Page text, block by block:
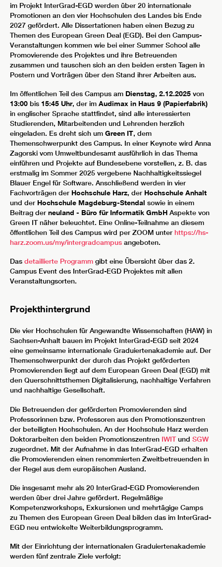
im Projekt InterGrad-EGD werden über 20 internationale
Promotionen an den vier Hochschulen des Landes bis Ende
2027 gefördert. Alle Dissertationen haben einen Bezug zu
Themen des European Green Deal (EGD). Bei den Campus-
Veranstaltungen kommen wie bei einer Summer School alle
Promovierende des Projektes und ihre Betreuenden
zusammen und tauschen sich an den beiden ersten Tagen in
Postern und Vorträgen über den Stand ihrer Arbeiten aus.
Im öffentlichen Teil des Campus am Dienstag, 2.12.2025 von
13:00 bis 15:45 Uhr, der im Audimax in Haus 9 (Papierfabrik)
in englischer Sprache stattfindet, sind alle interessierten
Studierenden, Mitarbeitenden und Lehrenden herzlich
eingeladen. Es dreht sich um Green IT, dem
Themenschwerpunkt des Campus. In einer Keynote wird Anna
Zagorski vom Umweltbundesamt ausführlich in das Thema
einführen und Projekte auf Bundesebene vorstellen, z. B. das
erstmalig im Sommer 2025 vergebene Nachhaltigkeitssiegel
Blauer Engel für Software. Anschließend werden in vier
Fachvorträgen der Hochschule Harz, der Hochschule Anhalt
und der Hochschule Magdeburg-Stendal sowie in einem
Beitrag der neuland - Büro für Informatik GmbH Aspekte von
Green IT näher beleuchtet. Eine Online-Teilnahme an diesem
öffentlichen Teil des Campus wird per ZOOM unter https://hs-
harz.zoom.us/my/intergradcampus angeboten.
Das detaillierte Programm gibt eine Übersicht über das 2.
Campus Event des InterGrad-EGD Projektes mit allen
Veranstaltungsorten.
Projekthintergrund
Die vier Hochschulen für Angewandte Wissenschaften (HAW) in
Sachsen-Anhalt bauen im Projekt InterGrad-EGD seit 2024
eine gemeinsame internationale Graduiertenakademie auf. Der
Themenschwerpunkt der durch das Projekt geförderten
Promovierenden liegt auf dem European Green Deal (EGD) mit
den Querschnittsthemen Digitalisierung, nachhaltige Verfahren
und nachhaltige Gesellschaft.
Die Betreuenden der geförderten Promovierenden sind
Professorinnen bzw. Professoren aus den Promotionszentren
der beteiligten Hochschulen. An der Hochschule Harz werden
Doktorarbeiten den beiden Promotionszentren IWITund SGW
zugeordnet. Mit der Aufnahme in das InterGrad-EGD erhalten
die Promovierenden einen renommierten Zweitbetreuenden in
der Regel aus dem europäischen Ausland.
Die insgesamt mehr als 20 InterGrad-EGD Promovierenden
werden über drei Jahre gefördert. Regelmäßige
Kompetenzworkshops, Exkursionen und mehrtägige Camps
zu Themen des European Green Deal bilden das im InterGrad-
EGD neu entwickelte Weiterbildungsprogramm.
Mit der Einrichtung der internationalen Graduiertenakademie
werden fünf zentrale Ziele verfolgt: